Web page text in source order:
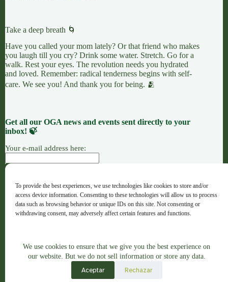
To provide the best experiences, we use technologies like cookies to store and/or
access device information. Consenting to these technologies will allow us to process
data such as browsing behavior or unique IDs on this site. Not consenting or
withdrawing consent, may adversely affect certain features and functions.
Accept
View preferences
We use cookies to ensure that we give you the best experience on
our website. But we do not sell information or store any data.
Aceptar Rechazar
Take a deep breath 🌀
Have you called your mom lately? Or that friend who makes
you laugh till you cry? Drink some water. Stretch. Go for a
walk. Rest your eyes. The revolution needs you hydrated
and loved. Remember: radical tenderness begins with self-
care. We see you! And thank you for being. 🫂
Get all our OGA news and events sent directly to your
inbox! 🍃
Your e-mail address here:
ACCIÓN CAUSAS
OFRENDAS
OGA · Opportunities for Grassroots Action – Español
A global majority project hub · Registered NGO in Spain ·
No. 632733
Artwork Credit: Indigenous Brazilian Artist Juliana Gomes,